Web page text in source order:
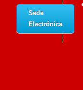
Sede
Electrónica